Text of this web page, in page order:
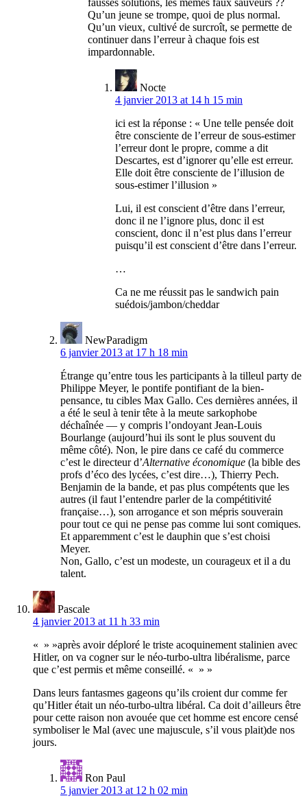
fausses solutions, les mêmes faux sauveurs ??
Qu’un jeune se trompe, quoi de plus normal.
Qu’un vieux, cultivé de surcroît, se permette de
continuer dans l’erreur à chaque fois est
impardonnable.
Nocte
4 janvier 2013 at 14 h 15 min
ici est la réponse : « Une telle pensée doit
être consciente de l’erreur de sous-estimer
l’erreur dont le propre, comme a dit
Descartes, est d’ignorer qu’elle est erreur.
Elle doit être consciente de l’illusion de
sous-estimer l’illusion »
Lui, il est conscient d’être dans l’erreur,
donc il ne l’ignore plus, donc il est
conscient, donc il n’est plus dans l’erreur
puisqu’il est conscient d’être dans l’erreur.
…
Ca ne me réussit pas le sandwich pain
suédois/jambon/cheddar
NewParadigm
6 janvier 2013 at 17 h 18 min
Étrange qu’entre tous les participants à la tilleul party de
Philippe Meyer, le pontife pontifiant de la bien-
pensance, tu cibles Max Gallo. Ces dernières années, il
a été le seul à tenir tête à la meute sarkophobe
déchaînée — y compris l’ondoyant Jean-Louis
Bourlange (aujourd’hui ils sont le plus souvent du
même côté). Non, le pire dans ce café du commerce
c’est le directeur d’Alternative économique (la bible des
profs d’éco des lycées, c’est dire…), Thierry Pech.
Benjamin de la bande, et pas plus compétents que les
autres (il faut l’entendre parler de la compétitivité
française…), son arrogance et son mépris souverain
pour tout ce qui ne pense pas comme lui sont comiques.
Et apparemment c’est le dauphin que s’est choisi
Meyer.
Non, Gallo, c’est un modeste, un courageux et il a du
talent.
Pascale
4 janvier 2013 at 11 h 33 min
« » »après avoir déploré le triste acoquinement stalinien avec
Hitler, on va cogner sur le néo-turbo-ultra libéralisme, parce
que c’est permis et même conseillé. « » »
Dans leurs fantasmes gageons qu’ils croient dur comme fer
qu’Hitler était un néo-turbo-ultra libéral. Ca doit d’ailleurs être
pour cette raison non avouée que cet homme est encore censé
symboliser le Mal (avec une majuscule, s’il vous plait)de nos
jours.
Ron Paul
5 janvier 2013 at 12 h 02 min